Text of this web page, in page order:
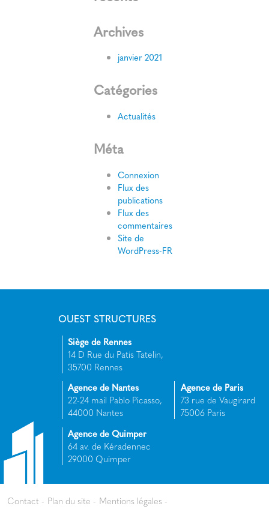
Archives
janvier 2021
Catégories
Actualités
Méta
Connexion
Flux des
publications
Flux des
commentaires
Site de
WordPress-FR
OUEST STRUCTURES
Siège de Rennes
14 D Rue du Patis Tatelin,
35700 Rennes
Agence de Nantes
22-24 mail Pablo Picasso,
44000 Nantes
Agence de Paris
73 rue de Vaugirard
75006 Paris
Agence de Quimper
64 av. de Kéradennec
29000 Quimper
Contact Plan du site Mentions légales